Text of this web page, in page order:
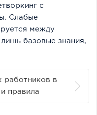
с
Слабые
между
базовые знания,
работников в
правила